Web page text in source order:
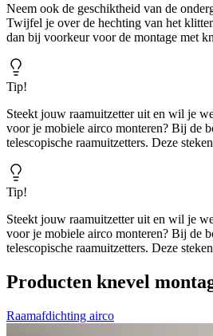
Neem ook de geschiktheid van de
Twijfel je over de hechting van het
dan bij voorkeur voor de montage met
Tip!
Steekt jouw raamuitzetter uit en wil je
voor je mobiele airco monteren? Bij de
telescopische raamuitzetters. Deze
Tip!
Steekt jouw raamuitzetter uit en wil je
voor je mobiele airco monteren? Bij de
telescopische raamuitzetters. Deze
Producten knevel
Raamafdichting airco